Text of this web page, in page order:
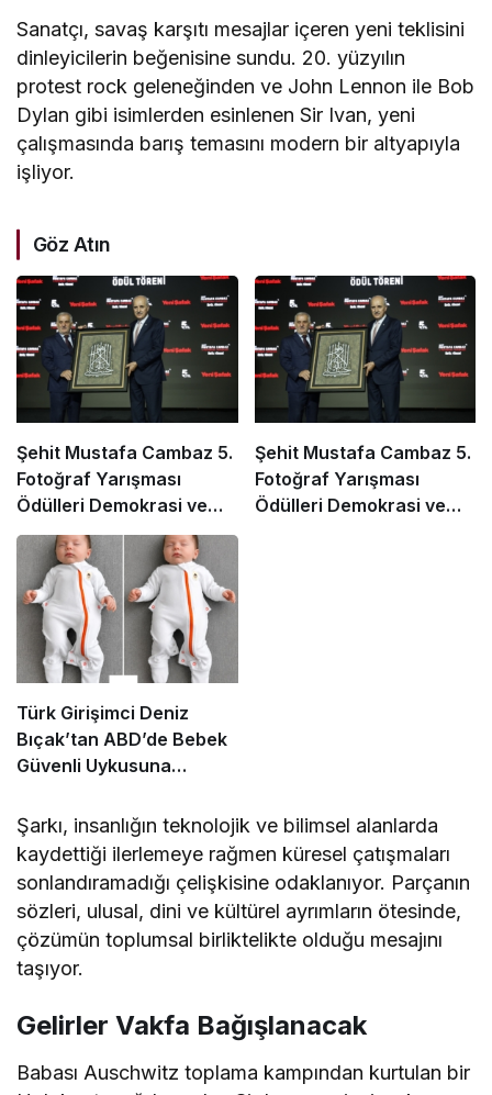
Sanatçı, savaş karşıtı mesajlar içeren yeni teklisini
dinleyicilerin beğenisine sundu. 20. yüzyılın
protest rock geleneğinden ve John Lennon ile Bob
Dylan gibi isimlerden esinlenen Sir Ivan, yeni
çalışmasında barış temasını modern bir altyapıyla
işliyor.
Göz Atın
Şehit Mustafa Cambaz 5.
Fotoğraf Yarışması
Ödülleri Demokrasi ve
Özgürlükler Adası’nda
Sahiplerini Buldu
Şehit Mustafa Cambaz 5.
Fotoğraf Yarışması
Ödülleri Demokrasi ve
Türk Girişimci Deniz
Bıçak’tan ABD’de Bebek
Güvenli Uykusuna
Şarkı, insanlığın teknolojik ve bilimsel alanlarda
kaydettiği ilerlemeye rağmen küresel çatışmaları
sonlandıramadığı çelişkisine odaklanıyor. Parçanın
sözleri, ulusal, dini ve kültürel ayrımların ötesinde,
çözümün toplumsal birliktelikte olduğu mesajını
taşıyor.
Gelirler Vakfa Bağışlanacak
Babası Auschwitz toplama kampından kurtulan bir